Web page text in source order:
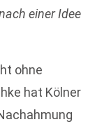
einer Idee
ohne
hat Kölner